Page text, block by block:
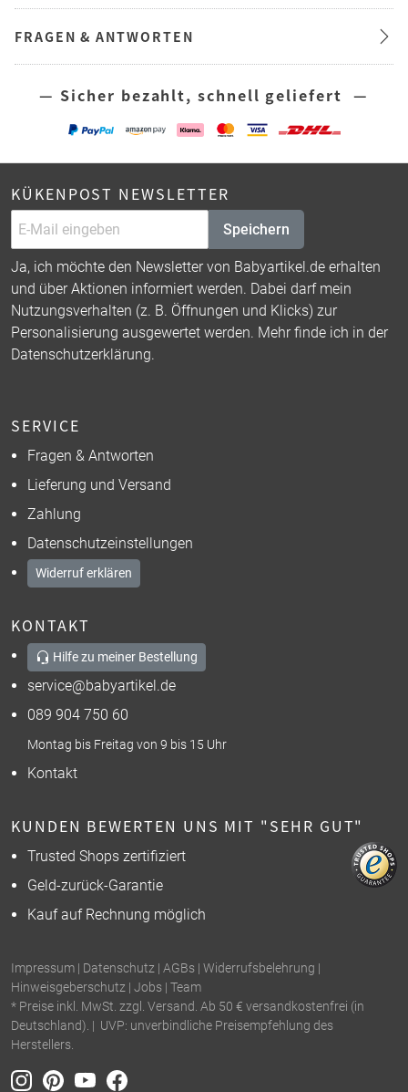
FRAGEN & ANTWORTEN
— Sicher bezahlt, schnell geliefert —
KÜKENPOST NEWSLETTER
Speichern
Ja, ich möchte den Newsletter von Babyartikel.de erhalten
und über Aktionen informiert werden. Dabei darf mein
Nutzungsverhalten (z. B. Öffnungen und Klicks) zur
Personalisierung ausgewertet werden. Mehr finde ich in der
Datenschutzerklärung.
SERVICE
Fragen & Antworten
Lieferung und Versand
Zahlung
Datenschutzeinstellungen
Widerruf erklären
KONTAKT
Hilfe zu meiner Bestellung
service@babyartikel.de
089 904 750 60
Montag bis Freitag von 9 bis 15 Uhr
Kontakt
KUNDEN BEWERTEN UNS MIT "SEHR GUT"
Trusted Shops zertifiziert
Geld-zurück-Garantie
Kauf auf Rechnung möglich
Impressum | Datenschutz | AGBs | Widerrufsbelehrung |
Hinweisgeberschutz | Jobs | Team
* Preise inkl. MwSt. zzgl. Versand. Ab 50 € versandkostenfrei (in
Deutschland). | UVP: unverbindliche Preisempfehlung des
Herstellers.